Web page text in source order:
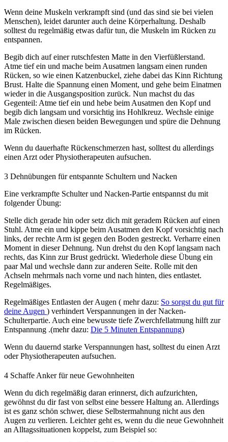
Wenn deine Muskeln verkrampft sind (und das sind sie bei vielen
Menschen), leidet darunter auch deine Körperhaltung. Deshalb
solltest du regelmäßig etwas dafür tun, die Muskeln im Rücken zu
entspannen.
Begib dich auf einer rutschfesten Matte in den Vierfüßlerstand.
Atme tief ein und mache beim Ausatmen langsam einen runden
Rücken, so wie einen Katzenbuckel, ziehe dabei das Kinn Richtung
Brust. Halte die Spannung einen Moment, und gehe beim Einatmen
wieder in die Ausgangsposition zurück. Nun machst du das
Gegenteil: Atme tief ein und hebe beim Ausatmen den Kopf und
begib dich langsam und vorsichtig ins Hohlkreuz. Wechsle einige
Male zwischen diesen beiden Bewegungen und spüre die Dehnung
im Rücken.
Wenn du dauerhafte Rückenschmerzen hast, solltest du allerdings
einen Arzt oder Physiotherapeuten aufsuchen.
3 Dehnübungen für entspannte Schultern und Nacken
Eine verkrampfte Schulter und Nacken-Partie entspannst du mit
folgender Übung:
Stelle dich gerade hin oder setz dich mit geradem Rücken auf einen
Stuhl. Atme ein und kippe beim Ausatmen den Kopf vorsichtig nach
links, der rechte Arm ist gegen den Boden gestreckt. Verharre einen
Moment in dieser Dehnung. Nun drehst du den Kopf langsam nach
rechts, das Kinn zur Brust gedrückt. Wiederhole diese Übung ein
paar Mal und wechsle dann zur anderen Seite. Rolle mit den
Achseln mehrmals nach vorne und nach hinten, dies entlastet.
Regelmäßiges.
Regelmäßiges Entlasten der Augen ( mehr dazu: So sorgst du gut für
deine Augen ) verhindert Verspannungen in der Nacken-
Schulterpartie. Auch eine bewusste tiefe Zwerchfellatmung hilft zur
Entspannung .(mehr dazu: Die 5 Minuten Entspannung)
Wenn du dauernd starke Verspannungen hast, solltest du einen Arzt
oder Physiotherapeuten aufsuchen.
4 Schaffe Anker für neue Gewohnheiten
Wenn du dich regelmäßig daran erinnerst, dich aufzurichten,
gewöhnst du dir fast von selbst eine bessere Haltung an. Allerdings
ist es ganz schön schwer, diese Selbstermahnung nicht aus den
Augen zu verlieren. Leichter geht es, wenn du die neue Gewohnheit
an Alltagssituationen koppelst, zum Beispiel so: